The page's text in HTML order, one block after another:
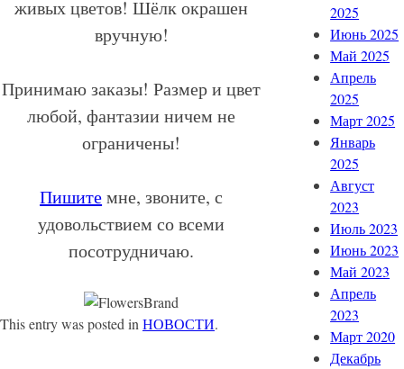
живых цветов! Шёлк окрашен
вручную!
Принимаю заказы! Размер и цвет
любой, фантазии ничем не
ограничены!
Пишитемне, звоните, с
удовольствием со всеми
посотрудничаю.
This entry was posted in НОВОСТИ.
2025
Июнь 2025
Май 2025
Апрель
2025
Март 2025
Январь
2025
Август
2023
Июль 2023
Июнь 2023
Май 2023
Апрель
2023
Март 2020
Декабрь